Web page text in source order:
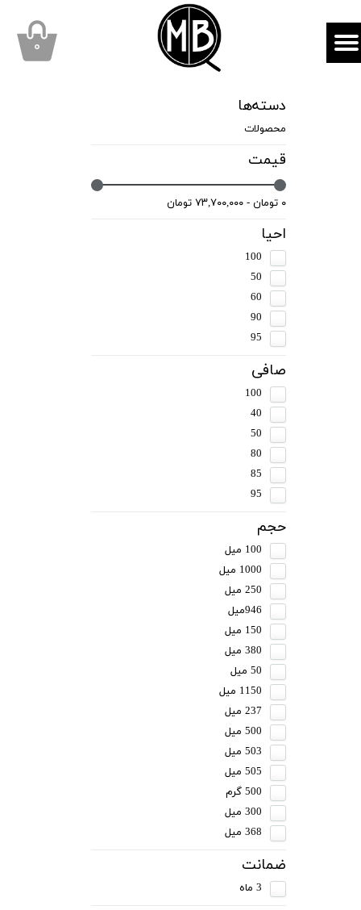
۰
دسته‌ها
محصولات
قیمت
۰ تومان - ۷۳,۷۰۰,۰۰۰ تومان
احیا
100
50
60
90
95
صافی
100
40
50
80
85
95
حجم
100 میل
1000 میل
250 میل
946میل
150 میل
380 میل
50 میل
1150 میل
237 میل
500 میل
503 میل
505 میل
500 گرم
300 میل
368 میل
ضمانت
3 ماه